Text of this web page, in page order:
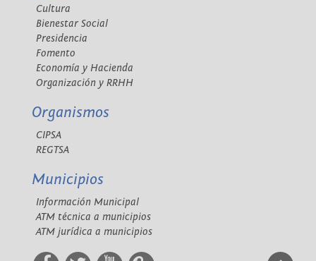
Cultura
Bienestar Social
Presidencia
Fomento
Economía y Hacienda
Organización y RRHH
Organismos
CIPSA
REGTSA
Municipios
Información Municipal
ATM técnica a municipios
ATM jurídica a municipios